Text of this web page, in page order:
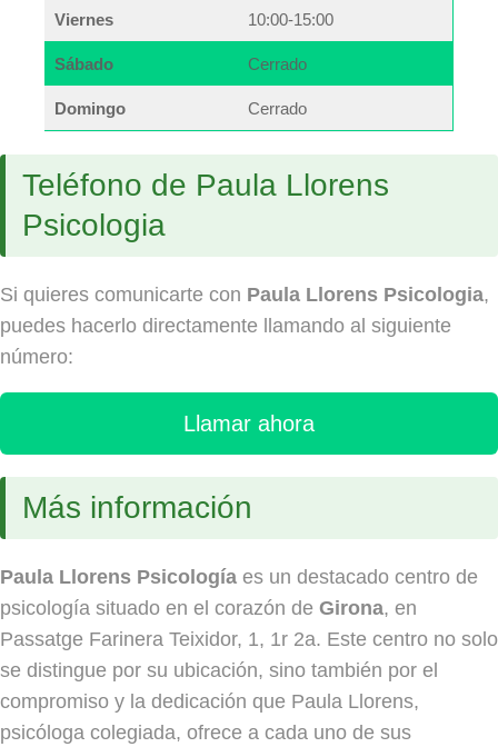
Viernes 10:00-15:00
Sábado Cerrado
Domingo Cerrado
Teléfono de Paula Llorens
Psicologia
Si quieres comunicarte con Paula Llorens Psicologia,
puedes hacerlo directamente llamando al siguiente
número:
Llamar ahora
Más información
Paula Llorens Psicología es un destacado centro de
psicología situado en el corazón de Girona, en
Passatge Farinera Teixidor, 1, 1r 2a. Este centro no solo
se distingue por su ubicación, sino también por el
compromiso y la dedicación que Paula Llorens,
psicóloga colegiada, ofrece a cada uno de sus